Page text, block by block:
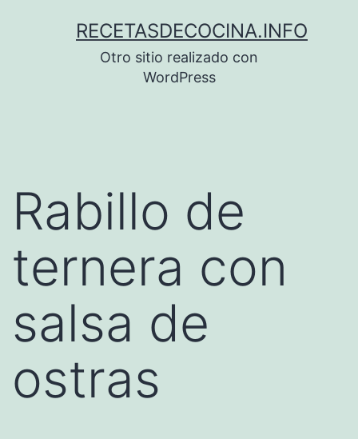
RECETASDECOCINA.INFO
Otro sitio realizado con
WordPress
Rabillo de
ternera con
salsa de
ostras